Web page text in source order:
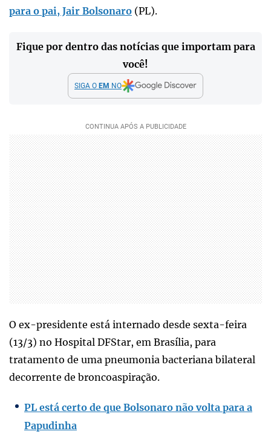
para o pai, Jair Bolsonaro (PL).
Fique por dentro das notícias que importam para
você!
SIGA O EM NO
O ex-presidente está internado desde sexta-feira
(13/3) no Hospital DFStar, em Brasília, para
tratamento de uma pneumonia bacteriana bilateral
decorrente de broncoaspiração.
PL está certo de que Bolsonaro não volta para a
Papudinha